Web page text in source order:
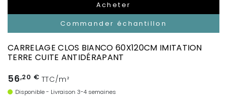
Acheter
Commander échantillon
CARRELAGE CLOS BIANCO 60X120CM IMITATION
TERRE CUITE ANTIDÉRAPANT
56,20 € TTC/m²
Disponible - Livraison 3-4 semaines